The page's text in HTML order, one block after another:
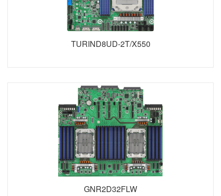
TURIND8UD-2T/X550
GNR2D32FLW